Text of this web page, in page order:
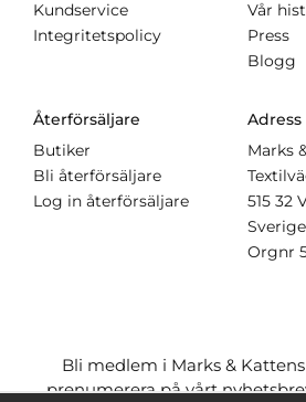
Kundservice
Integritetspolicy
Vår
Press
Blogg
Återförsäljare
Butiker
Bli återförsäljare
Log in återförsäljare
Adress
Marks
515 32
Sverige
Orgnr
Bli medlem i Marks &
prenumerera på vårt